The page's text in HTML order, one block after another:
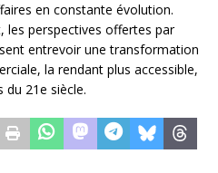
en constante évolution.
les perspectives offertes par
entrevoir une transformation
la rendant plus accessible,
du 21e siècle.